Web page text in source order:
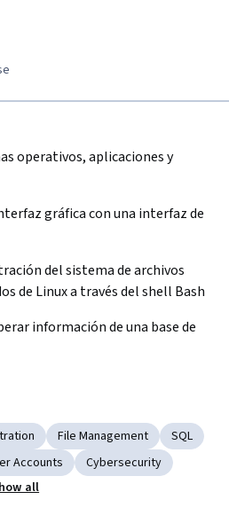
operativos, aplicaciones y
gráfica con una interfaz de
del sistema de archivos
de Linux a través del shell Bash
información de una base de
File Management
SQL
Accounts
Cybersecurity
all